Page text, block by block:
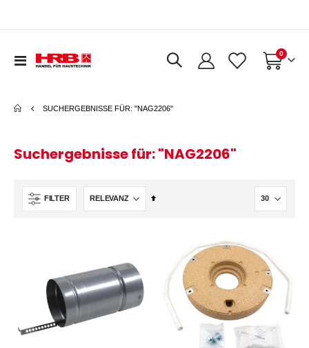
Navigation
Warenkorb
0Artikel
SUCHERGEBNISSE FÜR: "NAG2206"
Suchergebnisse für: "NAG2206"
FILTER
In